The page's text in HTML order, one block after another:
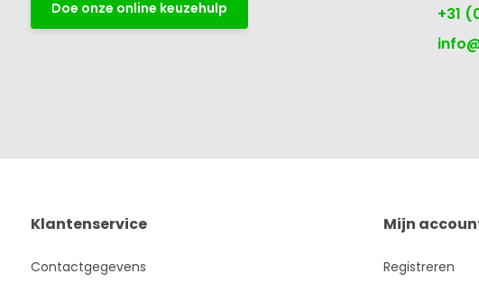
Doe onze online keuzehulp
+31
Klantenservice
Contactgegevens
Mijn
Registreren